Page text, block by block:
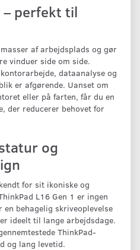
perfekt til
af arbejdsplads og gør
vinduer side om side.
dataanalyse og
er afgørende. Uanset om
eller på farten, får du en
der reducerer behovet for
og
for sit ikoniske og
L16 Gen 1 er ingen
behagelig skriveoplevelse
ideelt til lange arbejdsdage.
ThinkPad-
og lang levetid.